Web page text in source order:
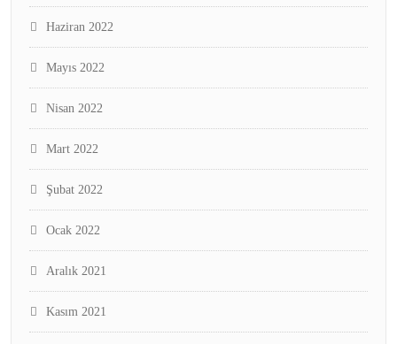
Haziran 2022
Mayıs 2022
Nisan 2022
Mart 2022
Şubat 2022
Ocak 2022
Aralık 2021
Kasım 2021